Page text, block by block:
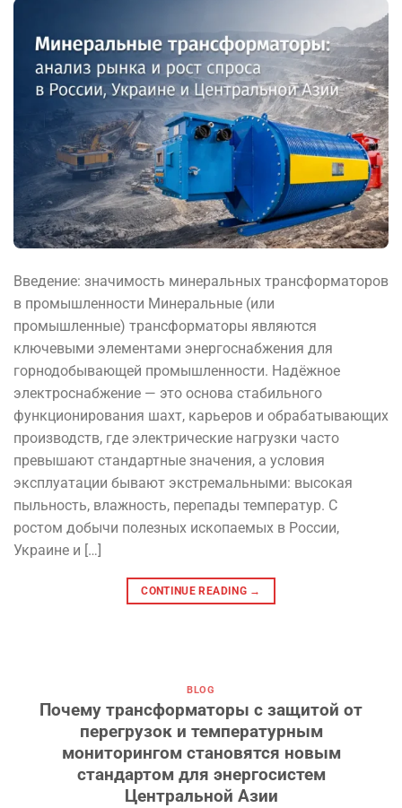
Введение: значимость минеральных трансформаторов
в промышленности Минеральные (или
промышленные) трансформаторы являются
ключевыми элементами энергоснабжения для
горнодобывающей промышленности. Надёжное
электроснабжение — это основа стабильного
функционирования шахт, карьеров и обрабатывающих
производств, где электрические нагрузки часто
превышают стандартные значения, а условия
эксплуатации бывают экстремальными: высокая
пыльность, влажность, перепады температур. С
ростом добычи полезных ископаемых в России,
Украине и […]
CONTINUE READING →
BLOG
Почему трансформаторы с защитой от
перегрузок и температурным
мониторингом становятся новым
стандартом для энергосистем
Центральной Азии